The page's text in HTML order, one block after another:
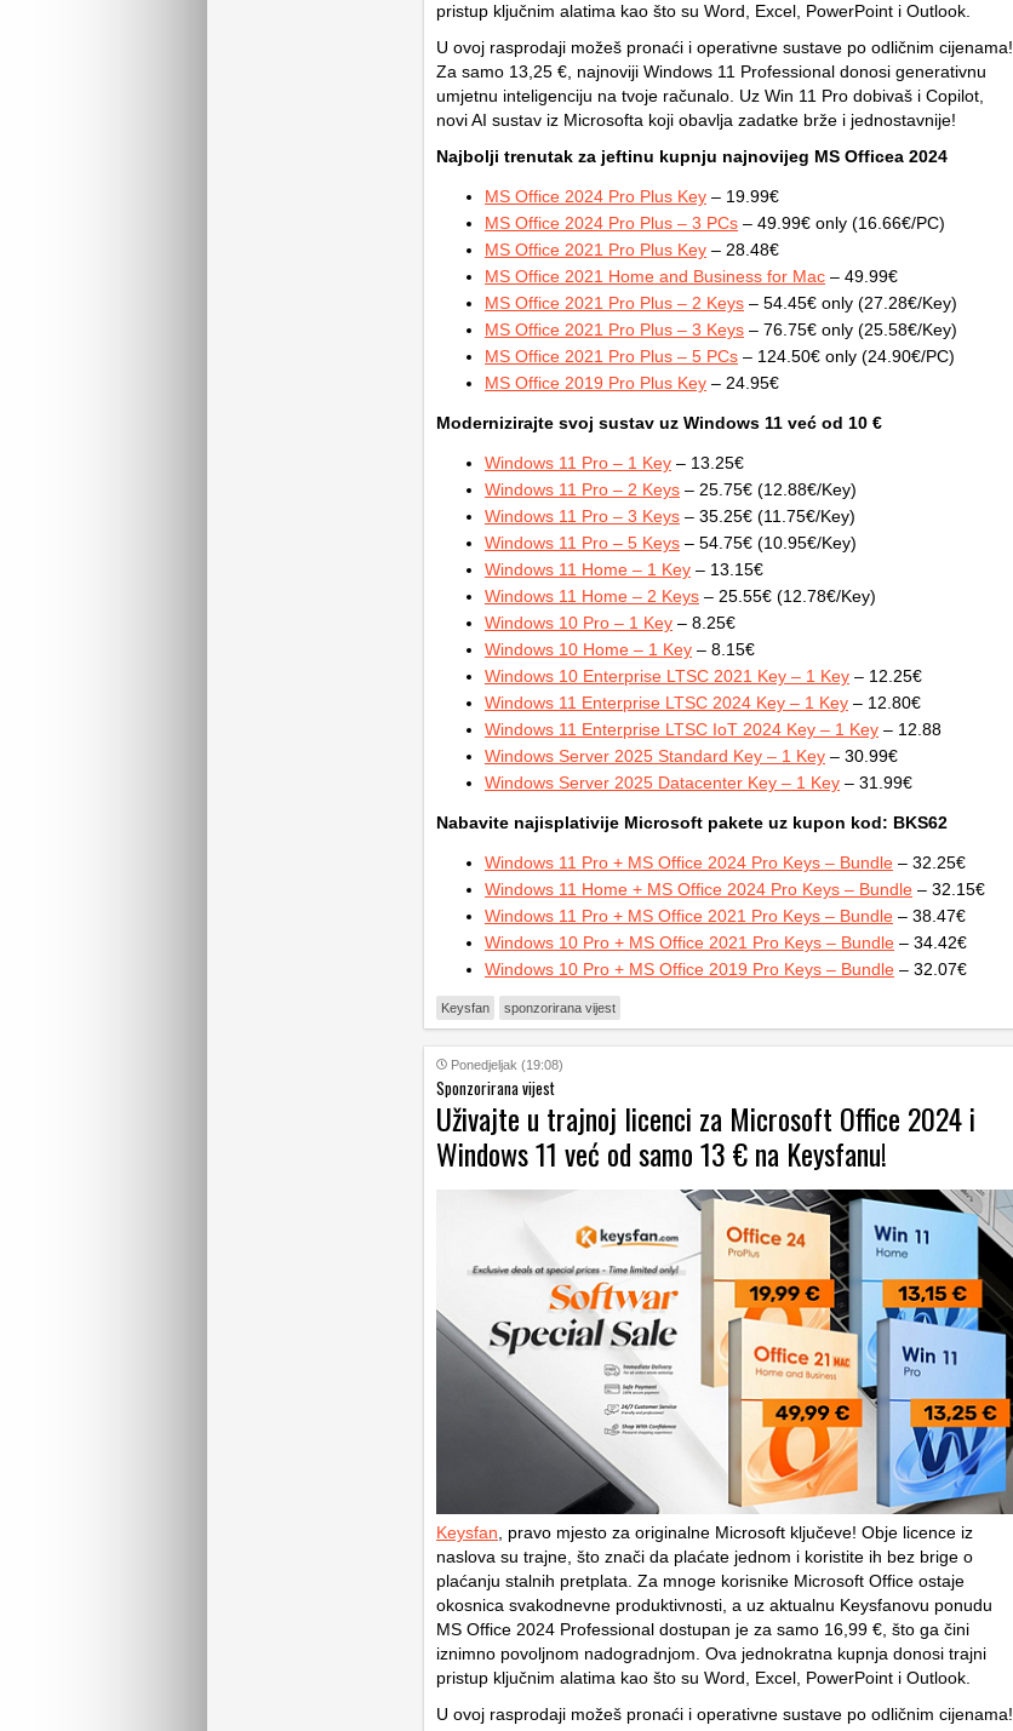
pristup ključnim alatima kao što su Word, Excel, PowerPoint i Outlook.
U ovoj rasprodaji možeš pronaći i operativne sustave po odličnim cijenama!
Za samo 13,25 €, najnoviji Windows 11 Professional donosi generativnu
umjetnu inteligenciju na tvoje računalo. Uz Win 11 Pro dobivaš i Copilot,
novi AI sustav iz Microsofta koji obavlja zadatke brže i jednostavnije!
Najbolji trenutak za jeftinu kupnju najnovijeg MS Officea 2024
MS Office 2024 Pro Plus Key – 19.99€
MS Office 2024 Pro Plus – 3 PCs – 49.99€ only (16.66€/PC)
MS Office 2021 Pro Plus Key – 28.48€
MS Office 2021 Home and Business for Mac – 49.99€
MS Office 2021 Pro Plus – 2 Keys – 54.45€ only (27.28€/Key)
MS Office 2021 Pro Plus – 3 Keys – 76.75€ only (25.58€/Key)
MS Office 2021 Pro Plus – 5 PCs – 124.50€ only (24.90€/PC)
MS Office 2019 Pro Plus Key – 24.95€
Modernizirajte svoj sustav uz Windows 11 već od 10 €
Windows 11 Pro – 1 Key – 13.25€
Windows 11 Pro – 2 Keys – 25.75€ (12.88€/Key)
Windows 11 Pro – 3 Keys – 35.25€ (11.75€/Key)
Windows 11 Pro – 5 Keys – 54.75€ (10.95€/Key)
Windows 11 Home – 1 Key – 13.15€
Windows 11 Home – 2 Keys – 25.55€ (12.78€/Key)
Windows 10 Pro – 1 Key – 8.25€
Windows 10 Home – 1 Key – 8.15€
Windows 10 Enterprise LTSC 2021 Key – 1 Key – 12.25€
Windows 11 Enterprise LTSC 2024 Key – 1 Key – 12.80€
Windows 11 Enterprise LTSC IoT 2024 Key – 1 Key – 12.88
Windows Server 2025 Standard Key – 1 Key – 30.99€
Windows Server 2025 Datacenter Key – 1 Key – 31.99€
Nabavite najisplativije Microsoft pakete uz kupon kod: BKS62
Windows 11 Pro + MS Office 2024 Pro Keys – Bundle – 32.25€
Windows 11 Home + MS Office 2024 Pro Keys – Bundle – 32.15€
Windows 11 Pro + MS Office 2021 Pro Keys – Bundle – 38.47€
Windows 10 Pro + MS Office 2021 Pro Keys – Bundle – 34.42€
Windows 10 Pro + MS Office 2019 Pro Keys – Bundle – 32.07€
Keysfan sponzorirana vijest
Ponedjeljak (19:08)
Sponzorirana vijest
Uživajte u trajnoj licenci za Microsoft Office 2024 i
Windows 11 već od samo 13 € na Keysfanu!
Keysfan , pravo mjesto za originalne Microsoft ključeve! Obje licence iz
naslova su trajne, što znači da plaćate jednom i koristite ih bez brige o
plaćanju stalnih pretplata. Za mnoge korisnike Microsoft Office ostaje
okosnica svakodnevne produktivnosti, a uz aktualnu Keysfanovu ponudu
MS Office 2024 Professional dostupan je za samo 16,99 €, što ga čini
iznimno povoljnom nadogradnjom. Ova jednokratna kupnja donosi trajni
pristup ključnim alatima kao što su Word, Excel, PowerPoint i Outlook.
U ovoj rasprodaji možeš pronaći i operativne sustave po odličnim cijenama!